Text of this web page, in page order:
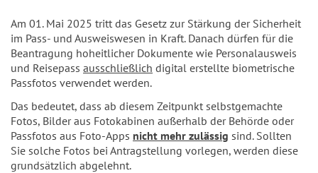
Am 01. Mai 2025 tritt das Gesetz zur Stärkung der Sicherheit
im Pass- und Ausweiswesen in Kraft. Danach dürfen für die
Beantragung hoheitlicher Dokumente wie Personalausweis
und Reisepass ausschließlich digital erstellte biometrische
Passfotos verwendet werden.
Das bedeutet, dass ab diesem Zeitpunkt selbstgemachte
Fotos, Bilder aus Fotokabinen außerhalb der Behörde oder
Passfotos aus Foto-Apps nicht mehr zulässig sind. Sollten
Sie solche Fotos bei Antragstellung vorlegen, werden diese
grundsätzlich abgelehnt.